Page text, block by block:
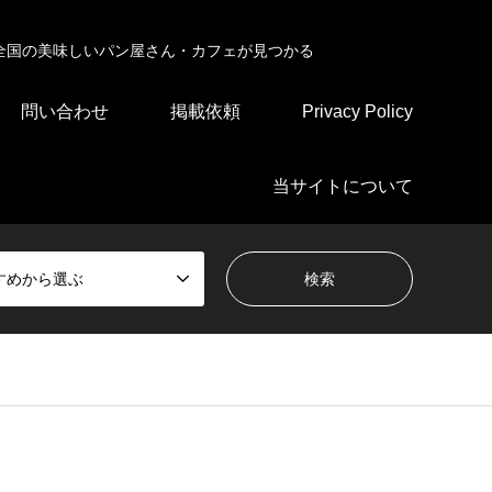
の美味しいパン屋さん・カフェが見つかる
問い合わせ 掲載依頼 Privacy Policy
当サイトについて
めから選ぶ